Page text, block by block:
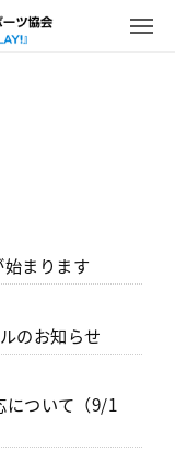
メ
始まります
のお知らせ
について（9/1
ュ
ー